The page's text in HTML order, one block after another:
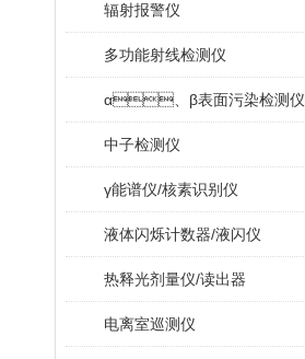
辐射报警仪
多功能射线检测仪
α、β表面污染检测仪
中子检测仪
γ能谱仪/核素识别仪
液体闪烁计数器/液闪仪
热释光剂量仪/读出器
电离室巡测仪